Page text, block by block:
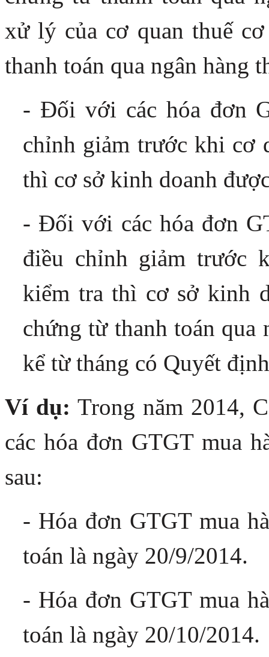
xử lý của cơ quan thuế
thanh toán qua ngân hàng
- Đối với các hóa đơn
chỉnh giảm trước khi cơ
thì cơ sở kinh doanh
- Đối với các hóa đơn
điều chỉnh giảm trước
kiểm tra thì cơ sở kinh
chứng từ thanh toán qua
kể từ tháng có Quyết
Ví dụ:Trong năm 2014,
các hóa đơn GTGT mua
sau:
- Hóa đơn GTGT mua
toán là ngày 20/9/2014.
- Hóa đơn GTGT mua
toán là ngày 20/10/2014.